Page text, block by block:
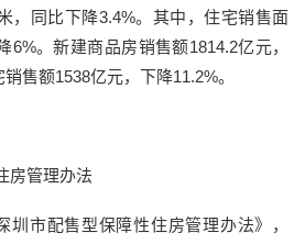
，同比下降3.4%。其中，住宅销售面
6%。新建商品房销售额1814.2亿元，
售额1538亿元，下降11.2%。
房管理办法
圳市配售型保障性住房管理办法》，